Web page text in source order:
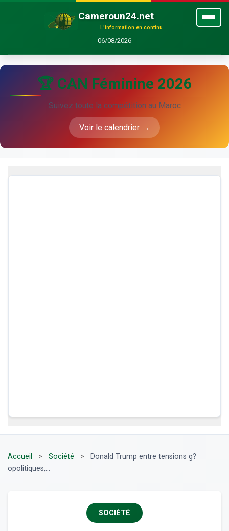
Cameroun24.net
L'information en continu
06/08/2026
🏆 CAN Féminine 2026
Suivez toute la compétition au Maroc
Voir le calendrier →
Accueil > Société >
Donald Trump entre tensions g?
opolitiques,...
SOCIÉTÉ